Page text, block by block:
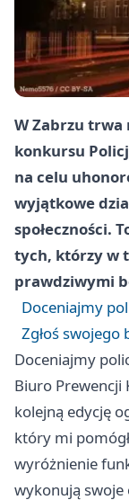
W Zabrzu trwa
konkursu
na celu
wyjątkowe
społeczności.
tych, którzy w
prawdziwymi
Doceniajmy
Zgłoś swojego
Doceniajmy
Biuro Prewencji
kolejną edycję
który mi
wyróżnienie
wykonują swoje